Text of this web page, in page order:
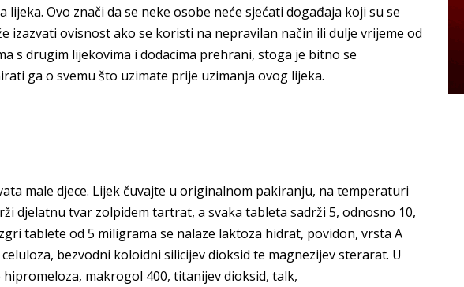
Ovo znači da se neke osobe neće sjećati događaja koji su se
izazvati ovisnost ako se koristi na nepravilan način ili dulje vrijeme od
s drugim lijekovima i dodacima prehrani, stoga je bitno se
ga o svemu što uzimate prije uzimanja ovog lijeka.
male djece. Lijek čuvajte u originalnom pakiranju, na temperaturi
djelatnu tvar zolpidem tartrat, a svaka tableta sadrži 5, odnosno 10,
tablete od 5 miligrama se nalaze laktoza hidrat, povidon, vrsta A
bezvodni koloidni silicijev dioksid te magnezijev sterarat. U
makrogol 400, titanijev dioksid, talk,